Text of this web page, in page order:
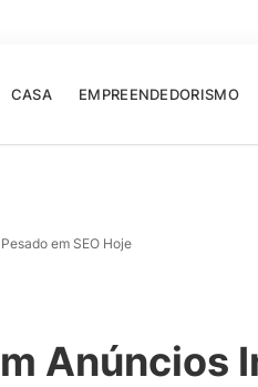
CASA EMPREENDEDORISMO
em SEO Hoje
Anúncios